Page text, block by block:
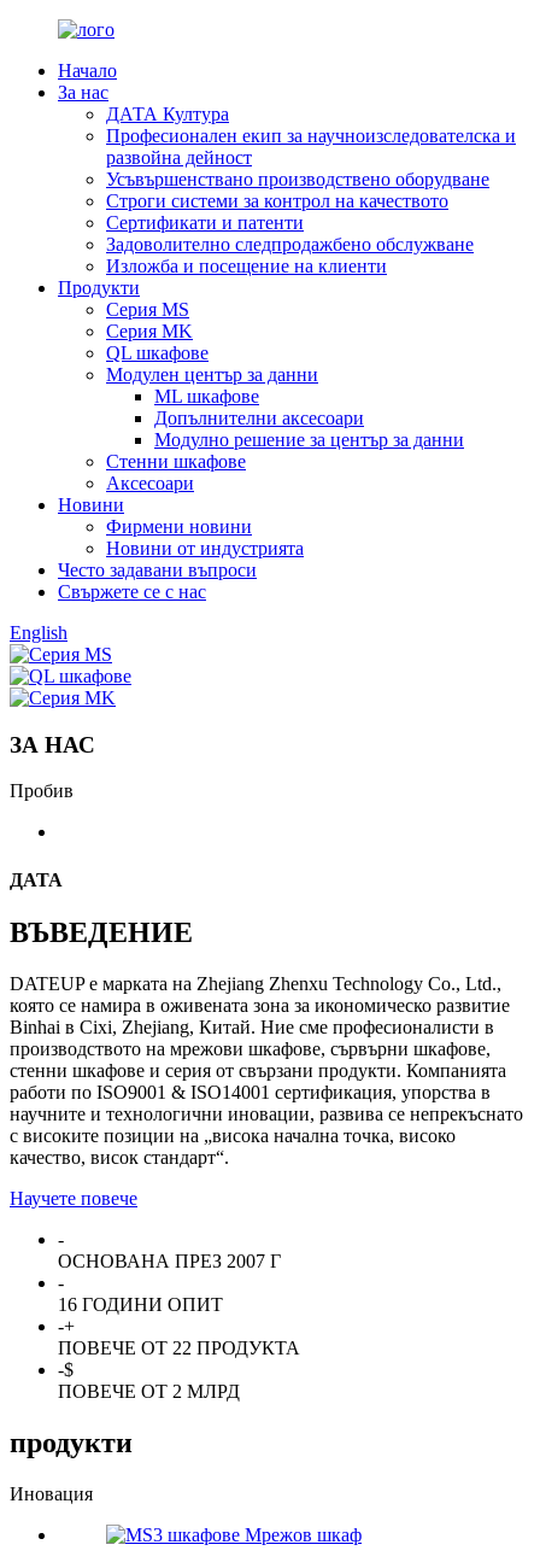
Начало
За нас
ДАТА Култура
Професионален екип за научноизследователска и
развойна дейност
Усъвършенствано производствено оборудване
Строги системи за контрол на качеството
Сертификати и патенти
Задоволително следпродажбено обслужване
Изложба и посещение на клиенти
Продукти
Серия MS
Серия MK
QL шкафове
Модулен център за данни
ML шкафове
Допълнителни аксесоари
Модулно решение за център за данни
Стенни шкафове
Аксесоари
Новини
Фирмени новини
Новини от индустрията
Често задавани въпроси
Свържете се с нас
English
ЗА НАС
Пробив
ДАТА
ВЪВЕДЕНИЕ
DATEUP е марката на Zhejiang Zhenxu Technology Co., Ltd.,
която се намира в оживената зона за икономическо развитие
Binhai в Cixi, Zhejiang, Китай. Ние сме професионалисти в
производството на мрежови шкафове, сървърни шкафове,
стенни шкафове и серия от свързани продукти. Компанията
работи по ISO9001 & ISO14001 сертификация, упорства в
научните и технологични иновации, развива се непрекъснато
с високите позиции на „висока начална точка, високо
качество, висок стандарт“.
Научете повече
-
ОСНОВАНА ПРЕЗ 2007 Г
-
16 ГОДИНИ ОПИТ
-+
ПОВЕЧЕ ОТ 22 ПРОДУКТА
-$
ПОВЕЧЕ ОТ 2 МЛРД
продукти
Иновация